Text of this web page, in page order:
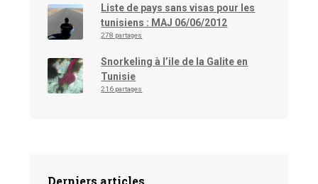
Liste de pays sans visas pour les
tunisiens : MAJ 06/06/2012
278 partages
Snorkeling à l’ile de la Galite en
Tunisie
216 partages
Derniers articles